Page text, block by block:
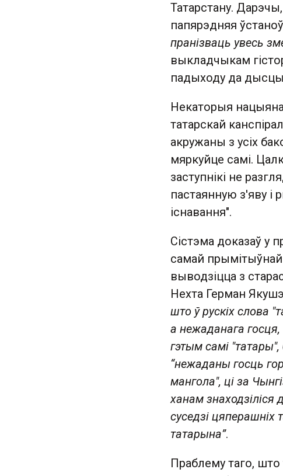
Татарстану.
папярэдняя
пранізваць увесь
выкладчыкам
падыходу да
Некаторыя
татарскай
акружаны з усіх
мяркуйце самі.
заступнікі не
пастаянную з'яву
існавання".
Сістэма доказаў у
самай
выводзіцца з
Нехта Герман
што ў рускіх слова
а нежаданага
гэтым самі
“нежаданы госць
мангола", ці за
ханам знаходзіліся
суседзі цяперашніх
татарына”.
Праблему таго,